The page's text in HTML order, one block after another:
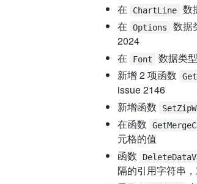
在
ChartLine 数
在
Options 数据
2024
在
Font 数据类
新增 2 项函数
issue 2146
新增函数
在函数
元格的值
函数
隔的引用字符串